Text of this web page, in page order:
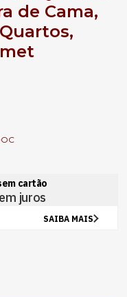
de Cama,